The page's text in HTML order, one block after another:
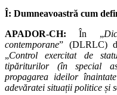
Î: Dumneavoastră cum
APADOR-CH: În „
contemporane” (DLRLC)
„Control exercitat de
tipăriturilor (în special
propagarea ideilor
adevăratei situații politice și